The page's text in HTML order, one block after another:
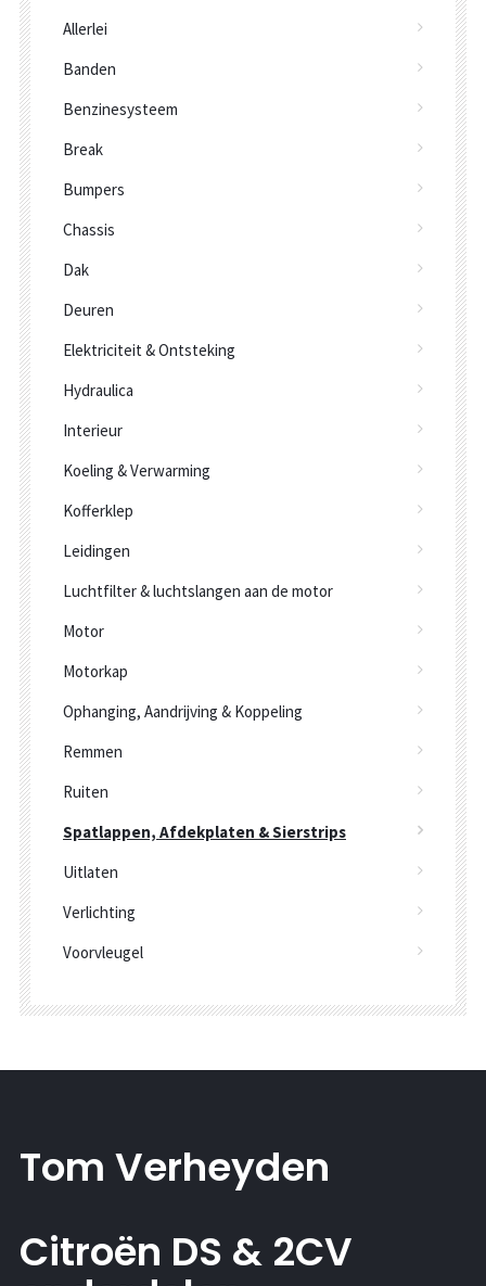
Allerlei
Banden
Benzinesysteem
Break
Bumpers
Chassis
Dak
Deuren
Elektriciteit & Ontsteking
Hydraulica
Interieur
Koeling & Verwarming
Kofferklep
Leidingen
Luchtfilter & luchtslangen aan de motor
Motor
Motorkap
Ophanging, Aandrijving & Koppeling
Remmen
Ruiten
Spatlappen, Afdekplaten & Sierstrips
Uitlaten
Verlichting
Voorvleugel
Tom Verheyden
Citroën DS & 2CV